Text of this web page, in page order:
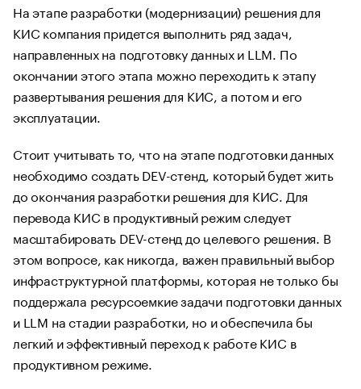
На этапе разработки (модернизации) решения для
КИС компания придется выполнить ряд задач,
направленных на подготовку данных и LLM. По
окончании этого этапа можно переходить к этапу
развертывания решения для КИС, а потом и его
эксплуатации.
Стоит учитывать то, что на этапе подготовки данных
необходимо создать DEV-стенд, который будет жить
до окончания разработки решения для КИС. Для
перевода КИС в продуктивный режим следует
масштабировать DEV-стенд до целевого решения. В
этом вопросе, как никогда, важен правильный выбор
инфраструктурной платформы, которая не только бы
поддержала ресурсоемкие задачи подготовки данных
и LLM на стадии разработки, но и обеспечила бы
легкий и эффективный переход к работе КИС в
продуктивном режиме.